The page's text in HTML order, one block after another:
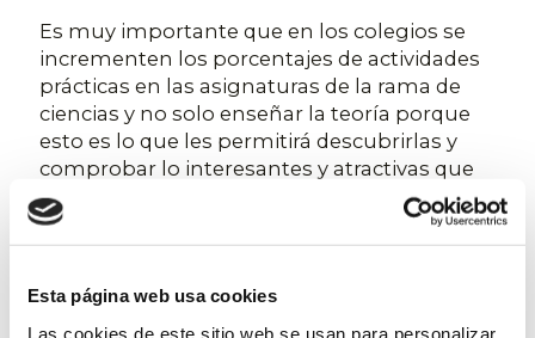
Esta página web usa cookies
Las cookies de este sitio web se usan para personalizar
Es muy importante que en los colegios se
incrementen los porcentajes de actividades
prácticas en las asignaturas de la rama de
ciencias y no solo enseñar la teoría porque
esto es lo que les permitirá descubrirlas y
comprobar lo interesantes y atractivas que
son.
¿Qué consejo darías a una niña que quiere
iluminación decorativa?